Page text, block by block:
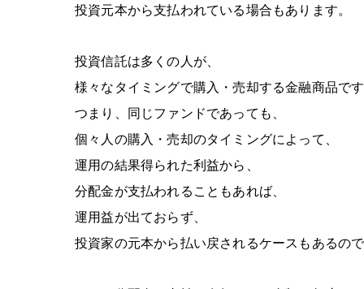
投資元本から支払われている場合もあります。
投資信託は多くの人が、
様々なタイミングで購入・売却する金融商品です
つまり、同じファンドであっても、
個々人の購入・売却のタイミングによって、
運用の結果得られた利益から、
分配金が支払われることもあれば、
運用益が出ておらず、
投資家の元本から払い戻されるケースもあるので